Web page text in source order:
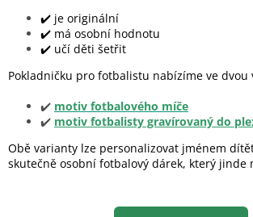
✔️ je originální
✔️ má osobní hodnotu
✔️ učí děti šetřit
Pokladničku pro fotbalistu nabízíme ve
✔️ motiv fotbalového míče
✔️ motiv fotbalisty gravírovaný do
Obě varianty lze personalizovat jménem
skutečně osobní fotbalový dárek, který jinde